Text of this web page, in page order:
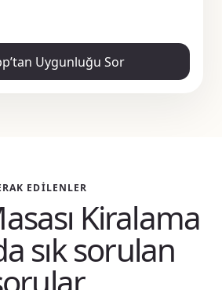
Uygunluğu Sor
EDILENLER
Kiralama
sık sorulan